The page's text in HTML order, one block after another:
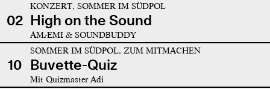
02
KONZERT, SOMMER IM SÜDPOL
High on the Sound
AMÆMI & SOUNDBUDDY
10
SOMMER IM SÜDPOL, ZUM MITMACHEN
Buvette-Quiz
Mit Quizmaster Adi